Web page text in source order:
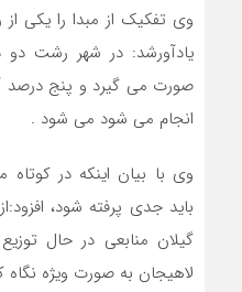
وی تفکیک از مبدا را یکی
یادآورشد: در شهر رشت دو
صورت می گیرد و پنج درصد
انجام می شود می شود .
وی با بیان اینکه در
باید جدی پرفته شود،
گیلان منابعی در حال
لاهیجان به صورت ویژه